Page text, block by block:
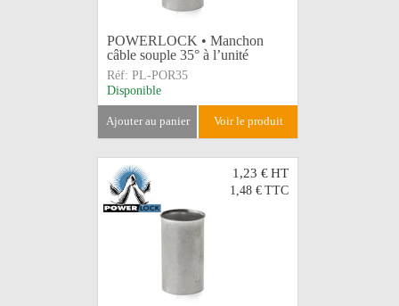
POWERLOCK • Manchon
câble souple 35° à l’unité
Réf: PL-POR35
Disponible
ajouter au panier voir le produit
1,23 €HT
1,48 € TTC